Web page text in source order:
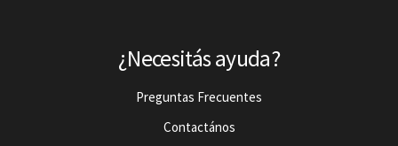
¿Necesitás ayuda?
Preguntas Frecuentes
Contactános